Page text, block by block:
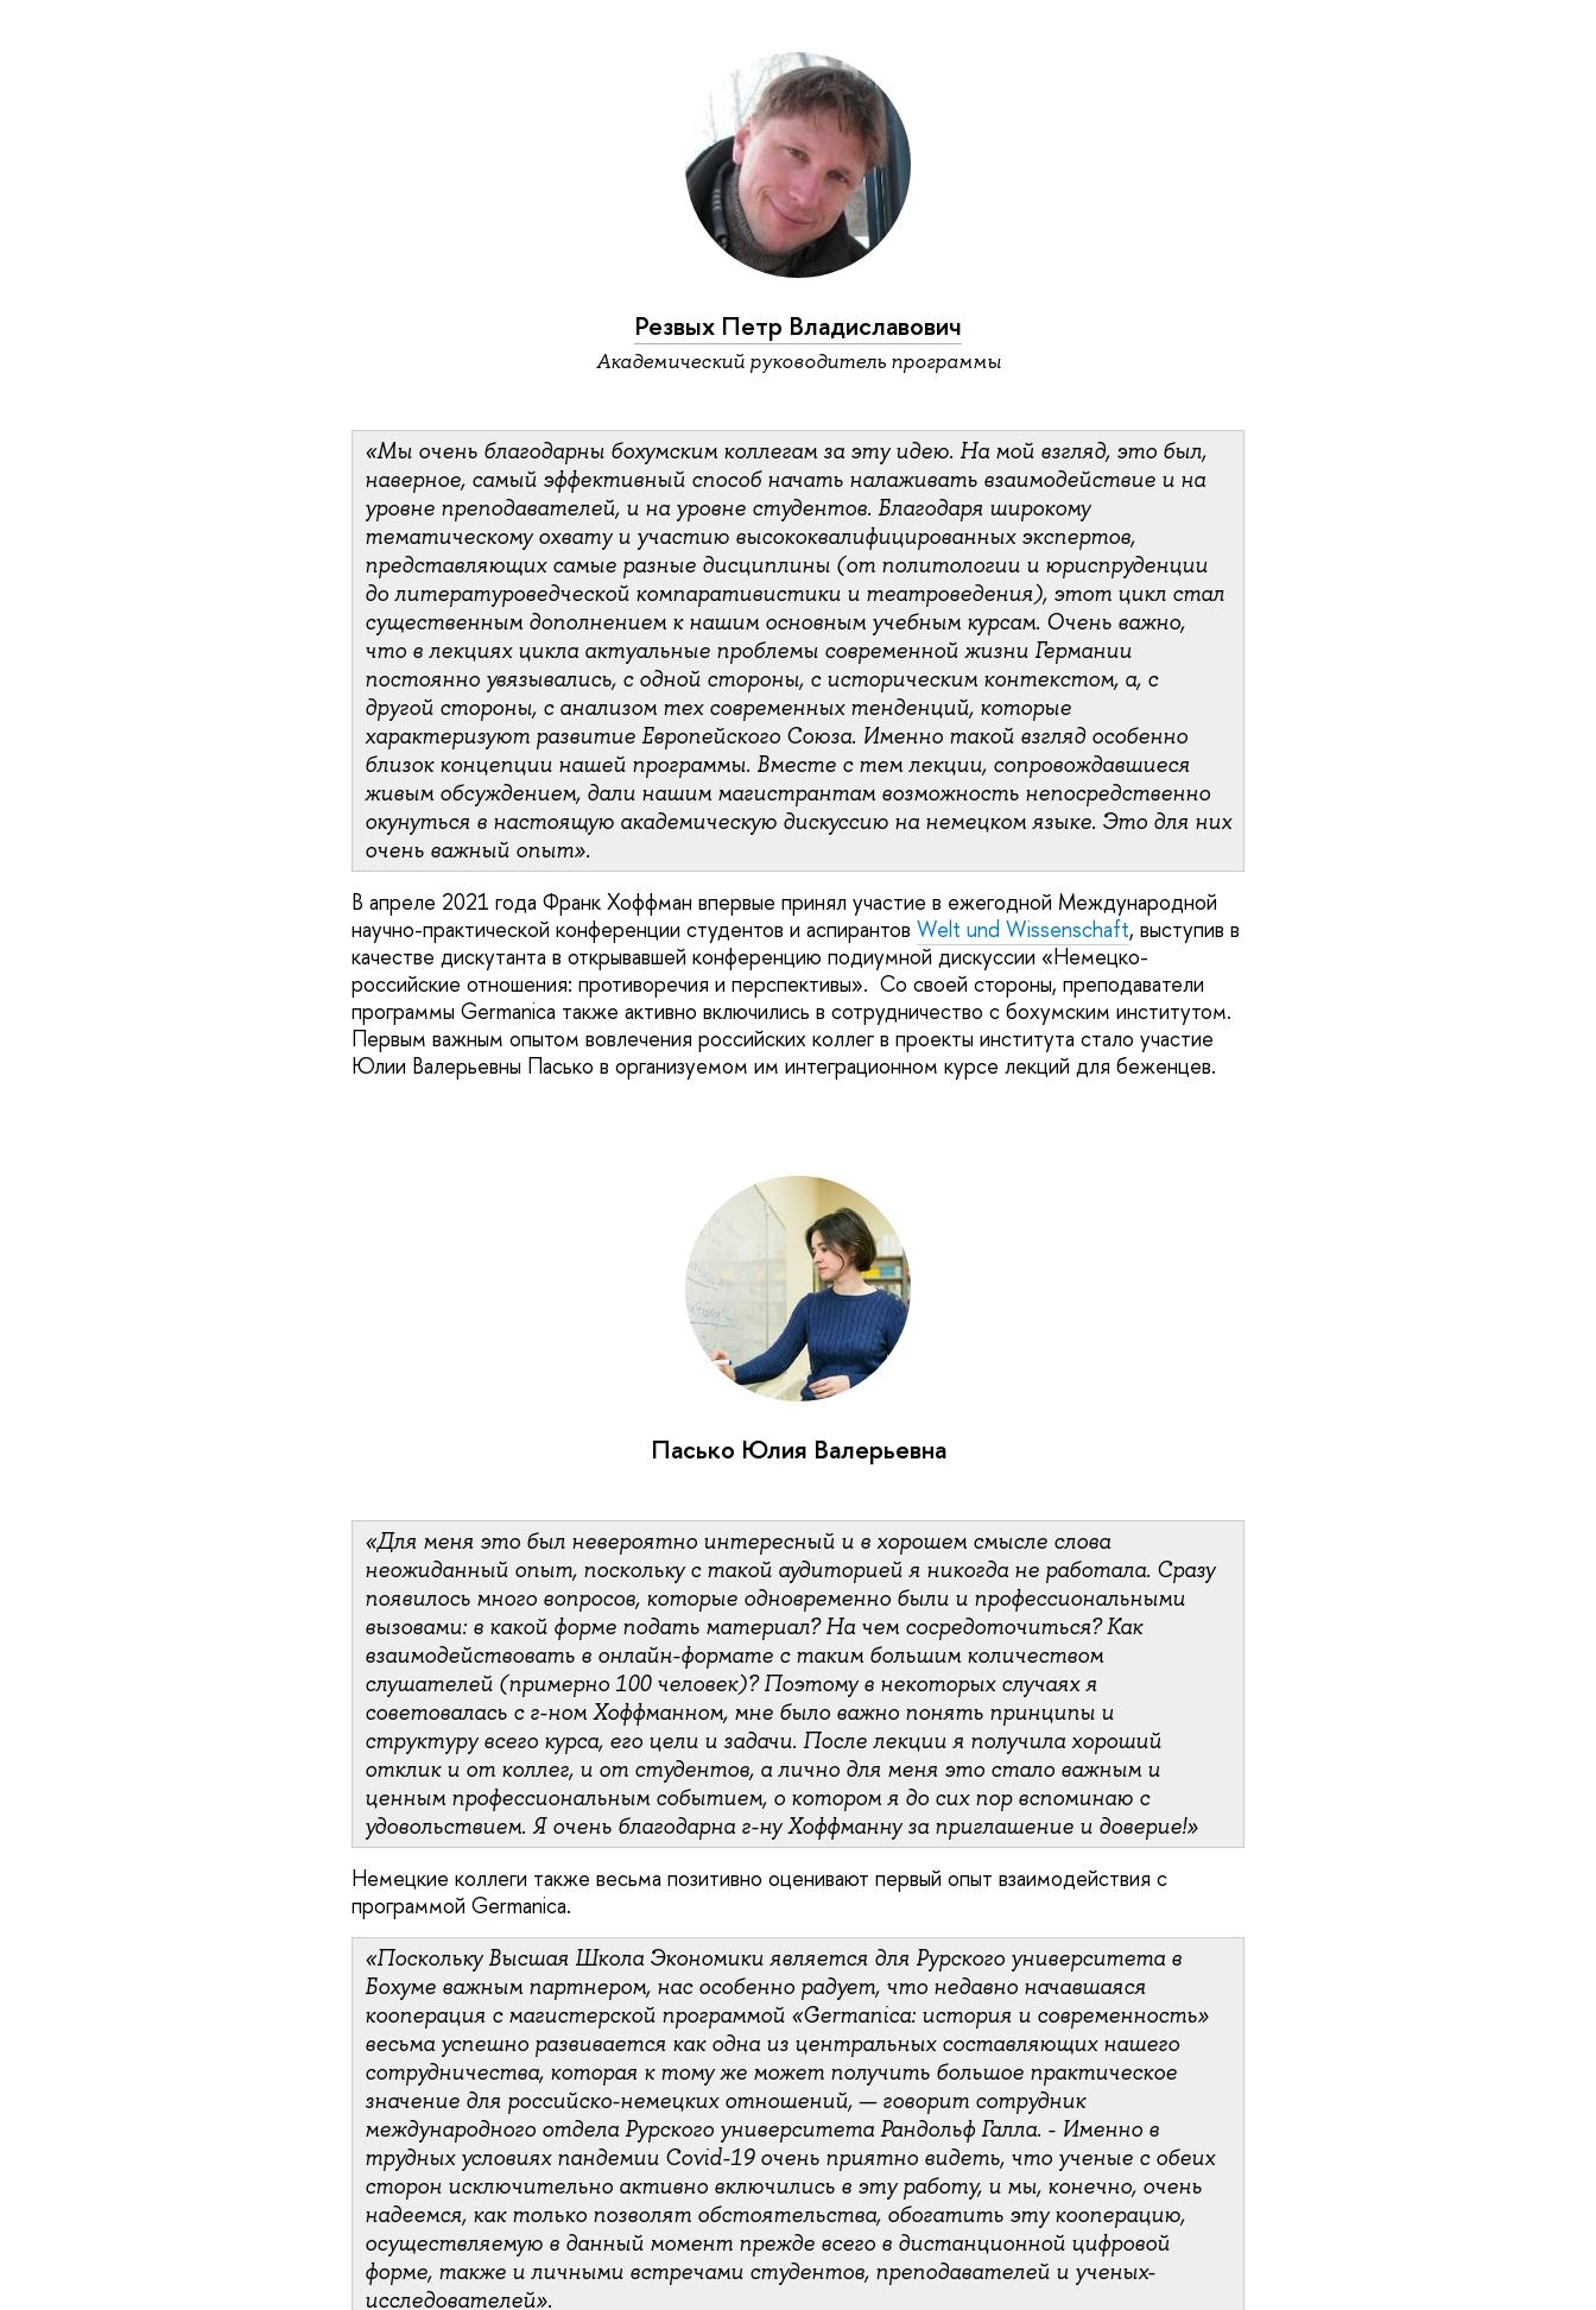
Резвых Петр Владиславович
Академический руководитель программы
«Мы очень благодарны бохумским коллегам за эту идею. На мой взгляд, это был,
наверное, самый эффективный способ начать налаживать взаимодействие и на
уровне преподавателей, и на уровне студентов. Благодаря широкому
тематическому охвату и участию высококвалифицированных экспертов,
представляющих самые разные дисциплины (от политологии и юриспруденции
до литературоведческой компаративистики и театроведения), этот цикл стал
существенным дополнением к нашим основным учебным курсам. Очень важно,
что в лекциях цикла актуальные проблемы современной жизни Германии
постоянно увязывались, с одной стороны, с историческим контекстом, а, с
другой стороны, с анализом тех современных тенденций, которые
характеризуют развитие Европейского Союза. Именно такой взгляд особенно
близок концепции нашей программы. Вместе с тем лекции, сопровождавшиеся
живым обсуждением, дали нашим магистрантам возможность непосредственно
окунуться в настоящую академическую дискуссию на немецком языке. Это для них
очень важный опыт».
В апреле 2021 года Франк Хоффман впервые принял участие в ежегодной Международной
научно-практической конференции студентов и аспирантов Welt und Wissenschaft, выступив в
качестве дискутанта в открывавшей конференцию подиумной дискуссии «Немецко-
российские отношения: противоречия и перспективы». Со своей стороны, преподаватели
программы Germanica также активно включились в сотрудничество с бохумским институтом.
Первым важным опытом вовлечения российских коллег в проекты института стало участие
Юлии Валерьевны Пасько в организуемом им интеграционном курсе лекций для беженцев.
Пасько Юлия Валерьевна
«Для меня это был невероятно интересный и в хорошем смысле слова
неожиданный опыт, поскольку с такой аудиторией я никогда не работала. Сразу
появилось много вопросов, которые одновременно были и профессиональными
вызовами: в какой форме подать материал? На чем сосредоточиться? Как
взаимодействовать в онлайн-формате с таким большим количеством
слушателей (примерно 100 человек)? Поэтому в некоторых случаях я
советовалась с г-ном Хоффманном, мне было важно понять принципы и
структуру всего курса, его цели и задачи. После лекции я получила хороший
отклик и от коллег, и от студентов, а лично для меня это стало важным и
ценным профессиональным событием, о котором я до сих пор вспоминаю с
удовольствием. Я очень благодарна г-ну Хоффманну за приглашение и доверие!»
Немецкие коллеги также весьма позитивно оценивают первый опыт взаимодействия с
программой Germanica.
«Поскольку Высшая Школа Экономики является для Рурского университета в
Бохуме важным партнером, нас особенно радует, что недавно начавшаяся
кооперация с магистерской программой «Germanica: история и современность»
весьма успешно развивается как одна из центральных составляющих нашего
сотрудничества, которая к тому же может получить большое практическое
значение для российско-немецких отношений, — говорит сотрудник
международного отдела Рурского университета Рандольф Галла. - Именно в
трудных условиях пандемии Covid-19 очень приятно видеть, что ученые с обеих
сторон исключительно активно включились в эту работу, и мы, конечно, очень
надеемся, как только позволят обстоятельства, обогатить эту кооперацию,
осуществляемую в данный момент прежде всего в дистанционной цифровой
форме, также и личными встречами студентов, преподавателей и ученых-
исследователей».